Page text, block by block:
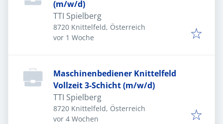
(m/w/d)
TTI Spielberg
8720 Knittelfeld, Österreich
Veröffentlicht
vor 1 Woche
Maschinenbediener Knittelfeld
Vollzeit 3-Schicht (m/w/d)
TTI Spielberg
8720 Knittelfeld, Österreich
Veröffentlicht:
vor 4 Wochen